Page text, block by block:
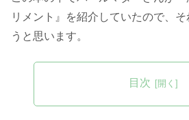
リメント』を紹介していたので、
うと思います。
目次